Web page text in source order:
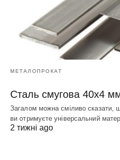
МЕТАЛОПРОКАТ
Сталь смугова 40х4
Загалом можна сміливо сказати,
ви отримуєте універсальний
2 тижні ago